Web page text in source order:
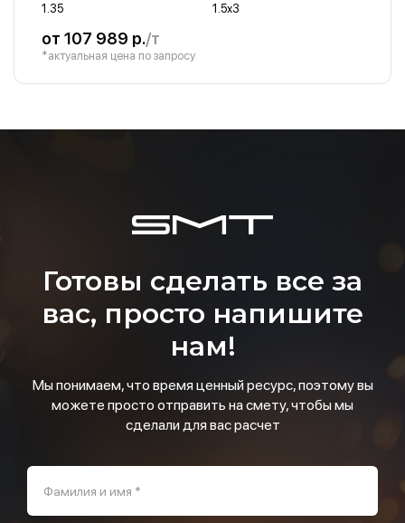
1.35
1.5х3
от 107 989 р./т
*актуальная цена по запросу
Готовы сделать все за
вас, просто напишите
нам!
Мы понимаем, что время ценный ресурс, поэтому вы
можете просто отправить на смету, чтобы мы
сделали для вас расчет
Фамилия и имя *